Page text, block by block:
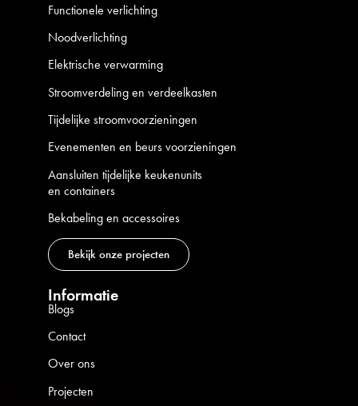
Functionele verlichting
Noodverlichting
Elektrische verwarming
Stroomverdeling en verdeelkasten
Tijdelijke stroomvoorzieningen
Evenementen en beurs voorzieningen
Aansluiten tijdelijke keukenunits
en containers
Bekabeling en accessoires
Bekijk onze projecten
Informatie
Blogs
Contact
Over ons
Projecten